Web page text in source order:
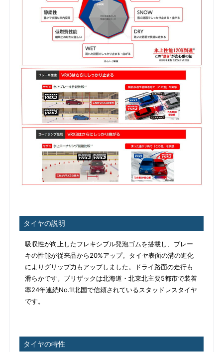
タイヤの説明
吸収性が向上したフレキシブル発泡ゴムを搭載し、ブレー
キの性能が従来品から20%アップ。タイヤ表面の溝の進化
によりグリップ力もアップしました。ドライ路面の走行も
滑らかです。ブリザックは北海道・北東北主要5都市で装着
率24年連続No.1!北国で信頼されているスタッドレスタイヤ
です。
タイヤの特性